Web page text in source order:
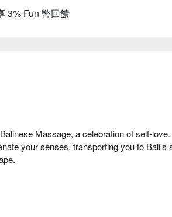
3% Fun 幣回饋
Massage, a celebration of self-
your senses, transporting you to Bali's